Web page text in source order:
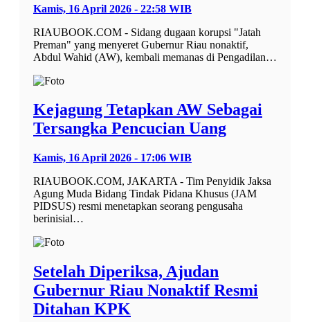
Kamis, 16 April 2026 - 22:58 WIB
RIAUBOOK.COM - Sidang dugaan korupsi "Jatah
Preman" yang menyeret Gubernur Riau nonaktif,
Abdul Wahid (AW), kembali memanas di Pengadilan…
Kejagung Tetapkan AW Sebagai
Tersangka Pencucian Uang
Kamis, 16 April 2026 - 17:06 WIB
RIAUBOOK.COM, JAKARTA - Tim Penyidik Jaksa
Agung Muda Bidang Tindak Pidana Khusus (JAM
PIDSUS) resmi menetapkan seorang pengusaha
berinisial…
Setelah Diperiksa, Ajudan
Gubernur Riau Nonaktif Resmi
Ditahan KPK